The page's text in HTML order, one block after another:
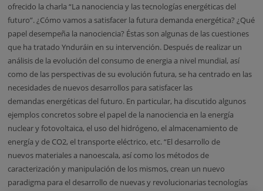
ofrecido la charla “La nanociencia y las tecnologías energéticas del
futuro”. ¿Cómo vamos a satisfacer la futura demanda energética? ¿Qué
papel desempeña la nanociencia? Éstas son algunas de las cuestiones
que ha tratado Ynduráin en su intervención. Después de realizar un
análisis de la evolución del consumo de energia a nivel mundial, así
como de las perspectivas de su evolución futura, se ha centrado en las
necesidades de nuevos desarrollos para satisfacer las
demandas energéticas del futuro. En particular, ha discutido algunos
ejemplos concretos sobre el papel de la nanociencia en la energía
nuclear y fotovoltaica, el uso del hidrógeno, el almacenamiento de
energía y de CO2, el transporte eléctrico, etc. “El desarrollo de
nuevos materiales a nanoescala, así como los métodos de
caracterización y manipulación de los mismos, crean un nuevo
paradigma para el desarrollo de nuevas y revolucionarias tecnologías